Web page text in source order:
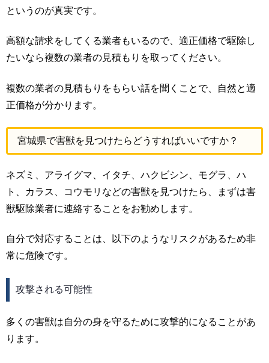
というのが真実です。
高額な請求をしてくる業者もいるので、適正価格で駆除し
たいなら複数の業者の見積もりを取ってください。
複数の業者の見積もりをもらい話を聞くことで、自然と適
正価格が分かります。
宮城県で害獣を見つけたらどうすればいいですか？
ネズミ、アライグマ、イタチ、ハクビシン、モグラ、ハ
ト、カラス、コウモリなどの害獣を見つけたら、まずは害
獣駆除業者に連絡することをお勧めします。
自分で対応することは、以下のようなリスクがあるため非
常に危険です。
攻撃される可能性
多くの害獣は自分の身を守るために攻撃的になることがあ
ります。